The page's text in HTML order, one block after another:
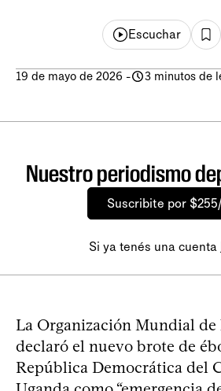
Escuchar
19 de mayo de 2026 - 3 minutos de
Nuestro periodismo
Suscribite por
Si ya tenés una cuenta
La Organización Mundial de
declaró el nuevo brote de
República Democrática del